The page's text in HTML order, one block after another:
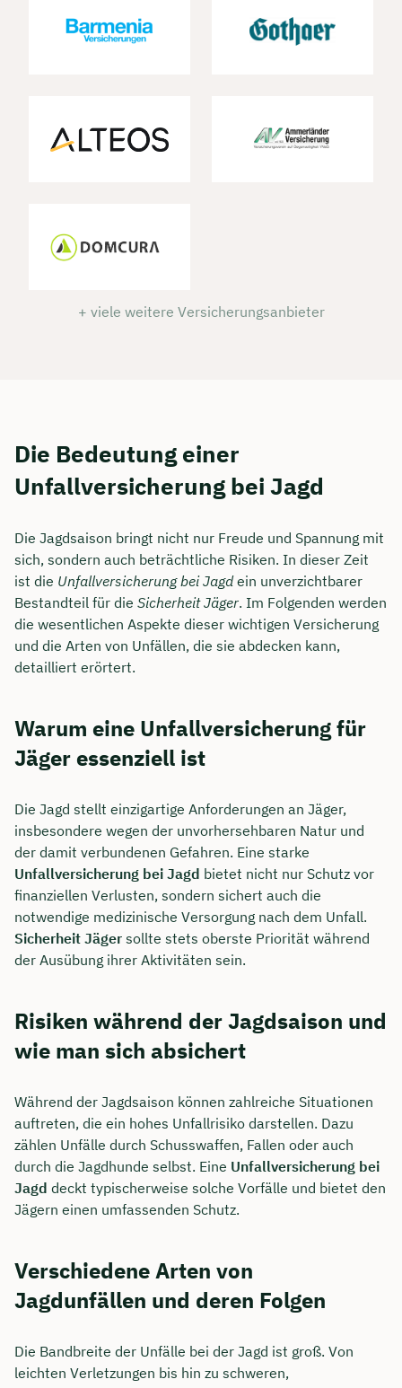
+ viele weitere Versicherungsanbieter
Die Bedeutung einer
Unfallversicherung bei Jagd
Die Jagdsaison bringt nicht nur Freude und Spannung mit
sich, sondern auch beträchtliche Risiken. In dieser Zeit
ist die Unfallversicherung bei Jagdein unverzichtbarer
Bestandteil für die Sicherheit Jäger. Im Folgenden werden
die wesentlichen Aspekte dieser wichtigen Versicherung
und die Arten von Unfällen, die sie abdecken kann,
detailliert erörtert.
Warum eine Unfallversicherung für
Jäger essenziell ist
Die Jagd stellt einzigartige Anforderungen an Jäger,
insbesondere wegen der unvorhersehbaren Natur und
der damit verbundenen Gefahren. Eine starke
Unfallversicherung bei Jagd bietet nicht nur Schutz vor
finanziellen Verlusten, sondern sichert auch die
notwendige medizinische Versorgung nach dem Unfall.
Sicherheit Jäger sollte stets oberste Priorität während
der Ausübung ihrer Aktivitäten sein.
Risiken während der Jagdsaison und
wie man sich absichert
Während der Jagdsaison können zahlreiche Situationen
auftreten, die ein hohes Unfallrisiko darstellen. Dazu
zählen Unfälle durch Schusswaffen, Fallen oder auch
durch die Jagdhunde selbst. Eine Unfallversicherung bei
Jagd deckt typischerweise solche Vorfälle und bietet den
Jägern einen umfassenden Schutz.
Verschiedene Arten von
Jagdunfällen und deren Folgen
Die Bandbreite der Unfälle bei der Jagd ist groß. Von
leichten Verletzungen bis hin zu schweren,